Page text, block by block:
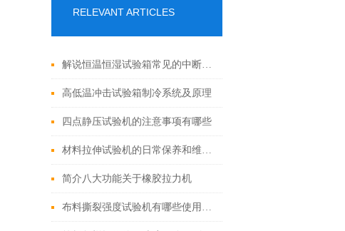
RELEVANT ARTICLES
解说恒温恒湿试验箱常见的中断故障
高低温冲击试验箱制冷系统及原理
四点静压试验机的注意事项有哪些
材料拉伸试验机的日常保养和维护应该注意哪些安全事项？
简介八大功能关于橡胶拉力机
布料撕裂强度试验机有哪些使用方法